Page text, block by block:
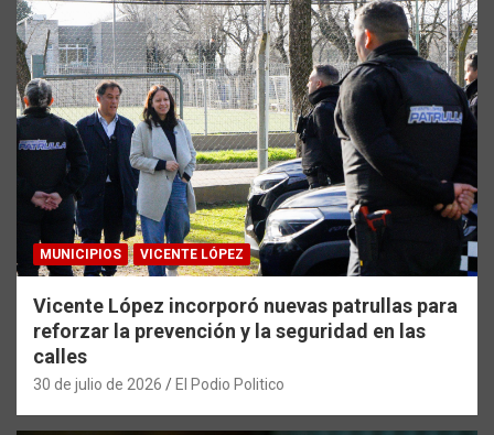
MUNICIPIOS VICENTE LÓPEZ
Vicente López incorporó nuevas patrullas para
reforzar la prevención y la seguridad en las
calles
30 de julio de 2026 El Podio Politico